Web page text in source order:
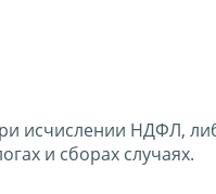
исчислении НДФЛ,
и сборах случаях.